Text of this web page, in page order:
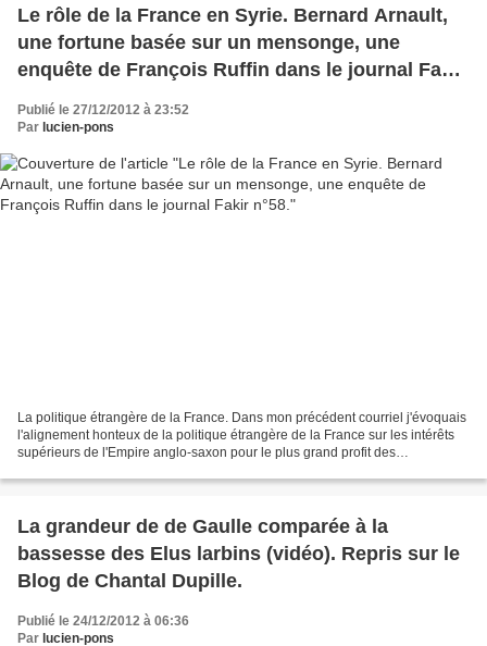
Le rôle de la France en Syrie. Bernard Arnault,
une fortune basée sur un mensonge, une
enquête de François Ruffin dans le journal Fakir
Publié le 27/12/2012 à 23:52
Par lucien-pons
La politique étrangère de la France. Dans mon précédent courriel j'évoquais
l'alignement honteux de la politique étrangère de la France sur les intérêts
supérieurs de l'Empire anglo-saxon pour le plus grand profit des
La grandeur de de Gaulle comparée à la
bassesse des Elus larbins (vidéo). Repris sur le
Blog de Chantal Dupille.
Publié le 24/12/2012 à 06:36
Par lucien-pons